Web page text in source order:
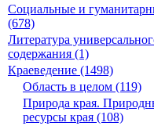
Социальные и
(678)
Литература
содержания (1)
Краеведение (1498)
Область в целом (119)
Природа края.
ресурсы края (108)